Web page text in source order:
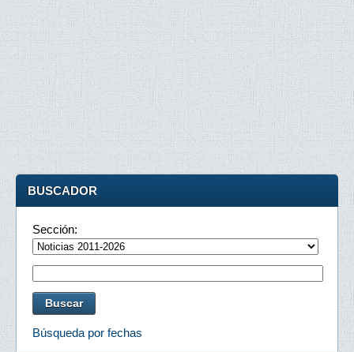
BUSCADOR
Sección:
Búsqueda por fechas